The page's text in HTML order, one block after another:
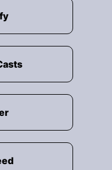
Gehalt?
für
dazu zu
ab, mal
die es ganz
hier nutte sich
Infos
typisches